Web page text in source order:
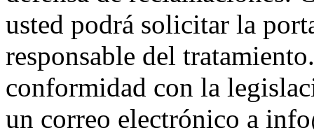
usted podrá solicitar la
responsable del
conformidad con la
un correo electrónico a